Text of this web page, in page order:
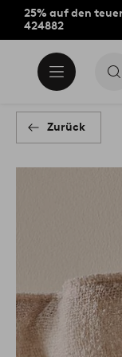
25% auf den
424882
Zurück